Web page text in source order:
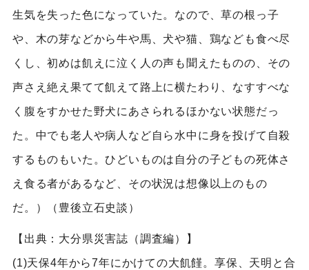
生気を失った色になっていた。なので、草の根っ子
や、木の芽などから牛や馬、犬や猫、鶏なども食べ尽
くし、初めは飢えに泣く人の声も聞えたものの、その
声さえ絶え果てて飢えて路上に横たわり、なすすべな
く腹をすかせた野犬にあさられるほかない状態だっ
た。中でも老人や病人など自ら水中に身を投げて自殺
するものもいた。ひどいものは自分の子どもの死体さ
え食る者があるなど、その状況は想像以上のもの
だ。）（豊後立石史談）
【出典：大分県災害誌（調査編）】
(1)天保4年から7年にかけての大飢饉。享保、天明と合